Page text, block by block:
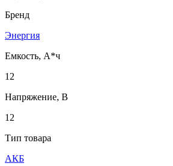
Бренд
Энергия
Емкость, А*ч
12
Напряжение, В
12
Тип товара
АКБ